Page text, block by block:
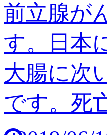
前立腺が
す。日本
大腸に次
です。死